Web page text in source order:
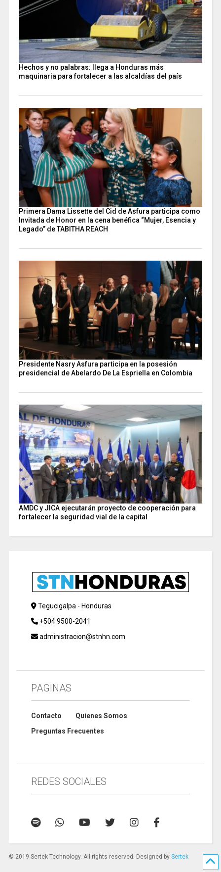
Hechos y no palabras: llega a Honduras más
maquinaria para fortalecer a las alcaldías del país
Primera Dama Lissette del Cid de Asfura participa como
Invitada de Honor en la cena benéfica “Mujer, Esencia y
Legado” de TABITHA REACH
Presidente Nasry Asfura participa en la posesión
presidencial de Abelardo De La Espriella en Colombia
AMDC y JICA ejecutarán proyecto de cooperación para
fortalecer la seguridad vial de la capital
Tegucigalpa - Honduras
+504 9500-2041
administracion@stnhn.com
PAGINAS
Contacto
Quienes Somos
Preguntas Frecuentes
REDES SOCIALES
© 2019 Sertek Technology. All rights reserved. Designed by Sertek